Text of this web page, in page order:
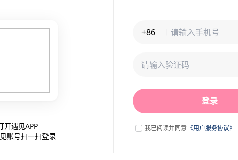
开遇见APP
账号扫一扫登录
+86
登录
我已阅读并同意 《用户服务协议》